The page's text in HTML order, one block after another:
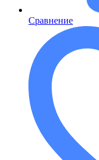
Сравнение